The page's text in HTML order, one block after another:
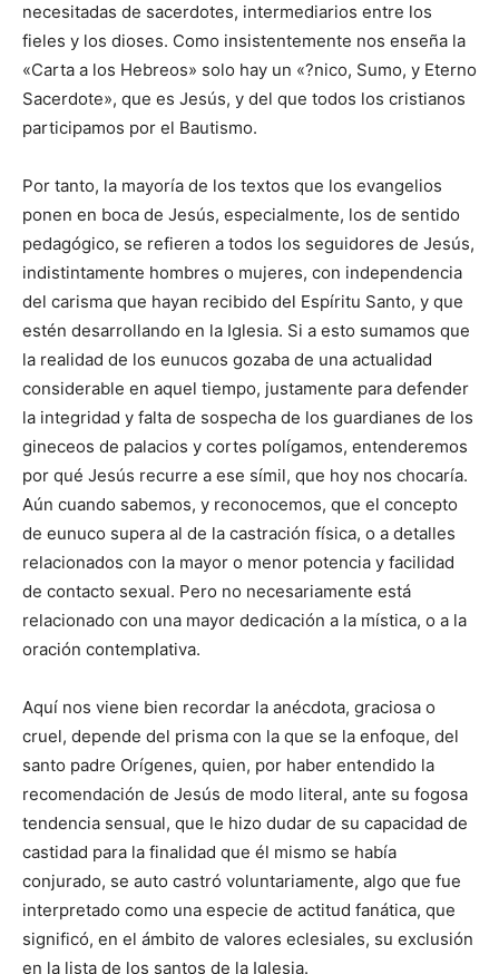
necesitadas de sacerdotes, intermediarios entre los
fieles y los dioses. Como insistentemente nos enseña la
«Carta a los Hebreos» solo hay un «?nico, Sumo, y Eterno
Sacerdote», que es Jesús, y del que todos los cristianos
participamos por el Bautismo.
Por tanto, la mayoría de los textos que los evangelios
ponen en boca de Jesús, especialmente, los de sentido
pedagógico, se refieren a todos los seguidores de Jesús,
indistintamente hombres o mujeres, con independencia
del carisma que hayan recibido del Espíritu Santo, y que
estén desarrollando en la Iglesia. Si a esto sumamos que
la realidad de los eunucos gozaba de una actualidad
considerable en aquel tiempo, justamente para defender
la integridad y falta de sospecha de los guardianes de los
gineceos de palacios y cortes polígamos, entenderemos
por qué Jesús recurre a ese símil, que hoy nos chocaría.
Aún cuando sabemos, y reconocemos, que el concepto
de eunuco supera al de la castración física, o a detalles
relacionados con la mayor o menor potencia y facilidad
de contacto sexual. Pero no necesariamente está
relacionado con una mayor dedicación a la mística, o a la
oración contemplativa.
Aquí nos viene bien recordar la anécdota, graciosa o
cruel, depende del prisma con la que se la enfoque, del
santo padre Orígenes, quien, por haber entendido la
recomendación de Jesús de modo literal, ante su fogosa
tendencia sensual, que le hizo dudar de su capacidad de
castidad para la finalidad que él mismo se había
conjurado, se auto castró voluntariamente, algo que fue
interpretado como una especie de actitud fanática, que
significó, en el ámbito de valores eclesiales, su exclusión
en la lista de los santos de la Iglesia.